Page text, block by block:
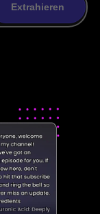
Extrahieren